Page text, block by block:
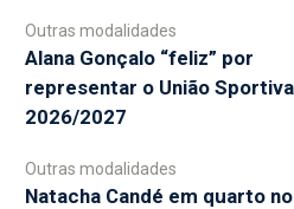
Outras modalidades
Alana Gonçalo “feliz” por
representar o União
2026/2027
Outras modalidades
Natacha Candé em quarto no